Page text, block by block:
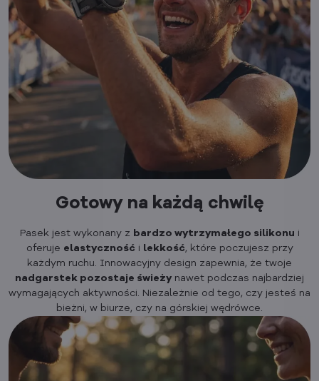
Gotowy na każdą chwilę
Pasek jest wykonany z bardzo wytrzymałego silikonu i
oferuje elastyczność i lekkość, które poczujesz przy
każdym ruchu. Innowacyjny design zapewnia, że twoje
nadgarstek pozostaje świeży nawet podczas najbardziej
wymagających aktywności. Niezależnie od tego, czy jesteś na
bieżni, w biurze, czy na górskiej wędrówce.